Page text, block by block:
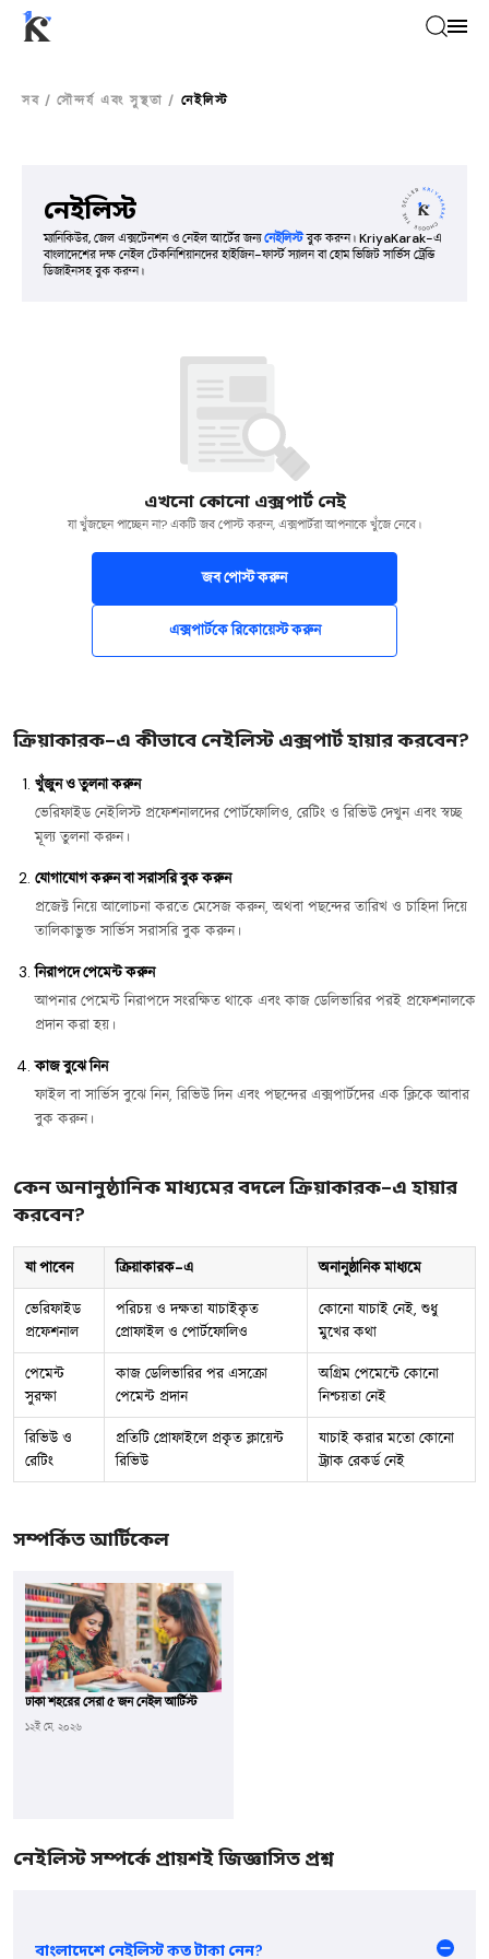
সব / সৌন্দর্য এবং সুস্থতা / নেইলিস্ট
নেইলিস্ট
ম্যানিকিউর, জেল এক্সটেনশন ও নেইল আর্টের জন্যনেইলিস্টবুক করুন। KriyaKarak-এ
বাংলাদেশের দক্ষ নেইল টেকনিশিয়ানদের হাইজিন-ফার্স্ট স্যালন বা হোম ভিজিট সার্ভিস ট্রেন্ডি
ডিজাইনসহ বুক করুন।
এখনো কোনো এক্সপার্ট নেই
যা খুঁজছেন পাচ্ছেন না? একটি জব পোস্ট করুন, এক্সপার্টরা আপনাকে খুঁজে নেবে।
জব পোস্ট করুন
এক্সপার্টকে রিকোয়েস্ট করুন
ক্রিয়াকারক-এ কীভাবে নেইলিস্ট এক্সপার্ট হায়ার করবেন?
খুঁজুন ও তুলনা করুন
ভেরিফাইড নেইলিস্ট প্রফেশনালদের পোর্টফোলিও, রেটিং ও রিভিউ দেখুন এবং স্বচ্ছ
মূল্য তুলনা করুন।
যোগাযোগ করুন বা সরাসরি বুক করুন
প্রজেক্ট নিয়ে আলোচনা করতে মেসেজ করুন, অথবা পছন্দের তারিখ ও চাহিদা দিয়ে
তালিকাভুক্ত সার্ভিস সরাসরি বুক করুন।
নিরাপদে পেমেন্ট করুন
আপনার পেমেন্ট নিরাপদে সংরক্ষিত থাকে এবং কাজ ডেলিভারির পরই প্রফেশনালকে
প্রদান করা হয়।
কাজ বুঝে নিন
ফাইল বা সার্ভিস বুঝে নিন, রিভিউ দিন এবং পছন্দের এক্সপার্টদের এক ক্লিকে আবার
বুক করুন।
কেন অনানুষ্ঠানিক মাধ্যমের বদলে ক্রিয়াকারক-এ হায়ার
করবেন?
যা পাবেন ক্রিয়াকারক-এ অনানুষ্ঠানিক মাধ্যমে
ভেরিফাইড
প্রফেশনাল
পরিচয় ও দক্ষতা যাচাইকৃত
প্রোফাইল ও পোর্টফোলিও
কোনো যাচাই নেই, শুধু
মুখের কথা
পেমেন্ট
সুরক্ষা
কাজ ডেলিভারির পর এসক্রো
পেমেন্ট প্রদান
অগ্রিম পেমেন্টে কোনো
নিশ্চয়তা নেই
রিভিউ ও
রেটিং
প্রতিটি প্রোফাইলে প্রকৃত ক্লায়েন্ট
রিভিউ
যাচাই করার মতো কোনো
ট্র্যাক রেকর্ড নেই
সম্পর্কিত আর্টিকেল
ঢাকা শহরের সেরা ৫ জন নেইল আর্টিস্ট
১২ই মে, ২০২৬
নেইলিস্ট সম্পর্কে প্রায়শই জিজ্ঞাসিত প্রশ্ন
বাংলাদেশে নেইলিস্ট কত টাকা নেন?